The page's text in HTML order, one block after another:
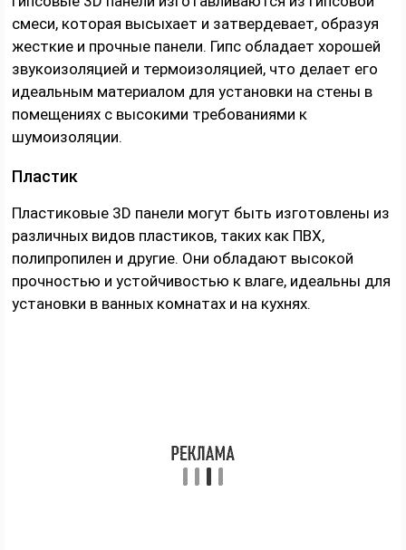
смеси, которая высыхает и затвердевает, образуя
жесткие и прочные панели. Гипс обладает хорошей
звукоизоляцией и термоизоляцией, что делает его
идеальным материалом для установки на стены в
помещениях с высокими требованиями к
шумоизоляции.
Пластик
Пластиковые 3D панели могут быть изготовлены из
различных видов пластиков, таких как ПВХ,
полипропилен и другие. Они обладают высокой
прочностью и устойчивостью к влаге, идеальны для
установки в ванных комнатах и на кухнях.